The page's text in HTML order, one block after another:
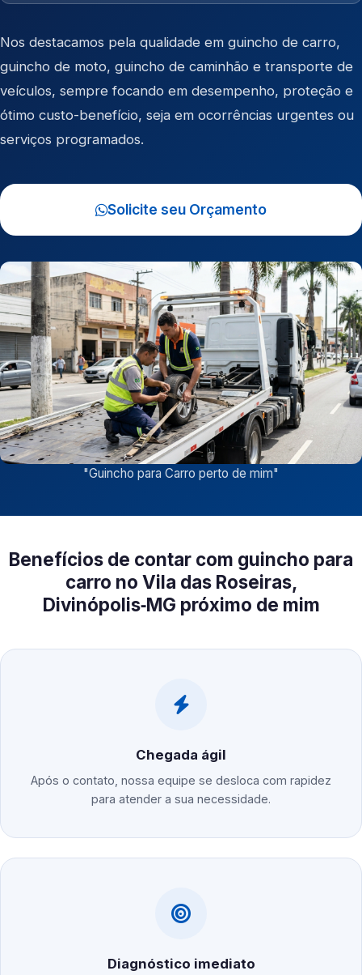
Nos destacamos pela qualidade em guincho de carro,
guincho de moto, guincho de caminhão e transporte de
veículos, sempre focando em desempenho, proteção e
ótimo custo-benefício, seja em ocorrências urgentes ou
serviços programados.
Solicite seu Orçamento
"Guincho para Carro perto de mim"
Benefícios de contar com guincho para
carro no Vila das Roseiras,
Divinópolis‑MG próximo de mim
Chegada ágil
Após o contato, nossa equipe se desloca com rapidez
para atender a sua necessidade.
Diagnóstico imediato